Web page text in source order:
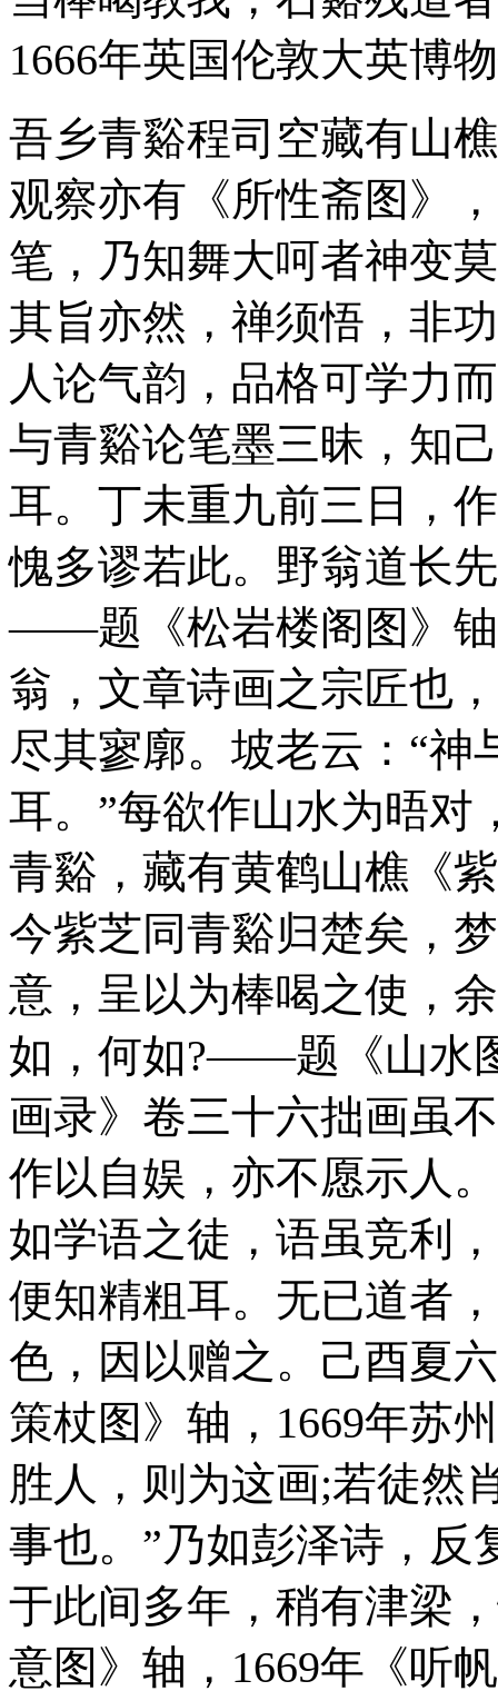
1666年英国伦敦大英博
吾乡青谿程司空藏有山
观察亦有《所性斋图》
笔，乃知舞大呵者神变
其旨亦然，禅须悟，非
人论气韵，品格可学力
与青谿论笔墨三昧，知
耳。丁未重九前三日，
愧多谬若此。野翁道长
——题 《松岩楼阁图》
翁，文章诗画之宗匠也
尽其寥廓。坡老云：“神
耳。”每欲作山水为晤对
青谿，藏有黄鹤山樵《
今紫芝同青谿归楚矣，
意，呈以为棒喝之使，
如，何如?——题《山水
画录》卷三十六拙画虽
作以自娱，亦不愿示人
如学语之徒，语虽竞利
便知精粗耳。无已道者
色，因以赠之。己酉夏
策杖图》轴，1669年苏
胜人，则为这画;若徒然
事也。”乃如彭泽诗，反
于此间多年，稍有津梁
意图》轴，1669年 《听